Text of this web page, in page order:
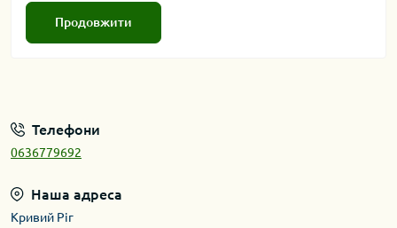
Продовжити
Телефони
0636779692
Наша адреса
Кривий Ріг